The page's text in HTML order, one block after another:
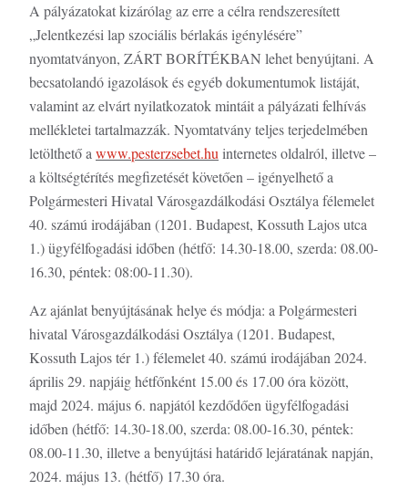
A pályázatokat kizárólag az erre a célra rendszeresített
„Jelentkezési lap szociális bérlakás igénylésére”
nyomtatványon, ZÁRT BORÍTÉKBAN lehet benyújtani. A
becsatolandó igazolások és egyéb dokumentumok listáját,
valamint az elvárt nyilatkozatok mintáit a pályázati felhívás
mellékletei tartalmazzák. Nyomtatvány teljes terjedelmében
letölthető a www.pesterzsebet.hu internetes oldalról, illetve –
a költségtérítés megfizetését követően – igényelhető a
Polgármesteri Hivatal Városgazdálkodási Osztálya félemelet
40. számú irodájában (1201. Budapest, Kossuth Lajos utca
1.) ügyfélfogadási időben (hétfő: 14.30-18.00, szerda: 08.00-
16.30, péntek: 08:00-11.30).
Az ajánlat benyújtásának helye és módja: a Polgármesteri
hivatal Városgazdálkodási Osztálya (1201. Budapest,
Kossuth Lajos tér 1.) félemelet 40. számú irodájában 2024.
április 29. napjáig hétfőnként 15.00 és 17.00 óra között,
majd 2024. május 6. napjától kezdődően ügyfélfogadási
időben (hétfő: 14.30-18.00, szerda: 08.00-16.30, péntek:
08.00-11.30, illetve a benyújtási határidő lejáratának napján,
2024. május 13. (hétfő) 17.30 óra.